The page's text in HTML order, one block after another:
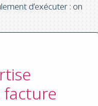
d’exécuter : on